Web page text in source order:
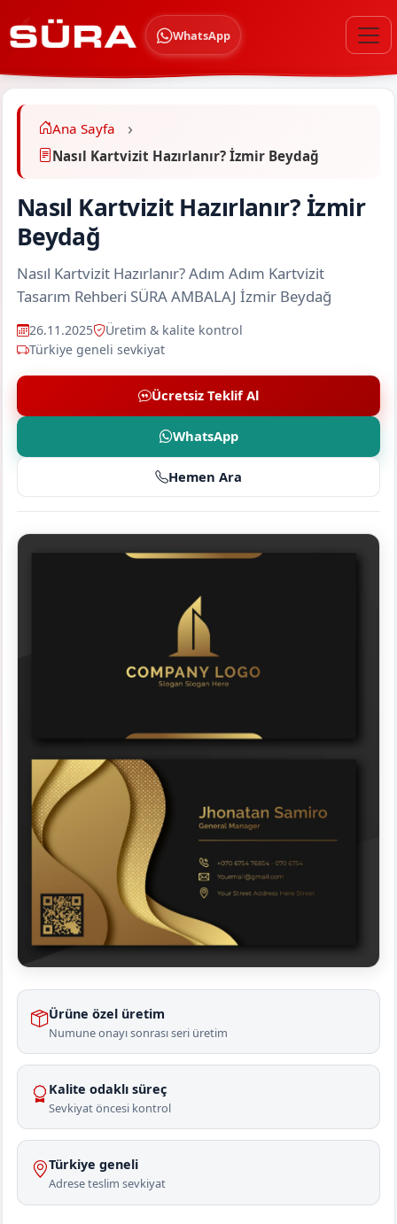
WhatsApp
Ana Sayfa
Nasıl Kartvizit Hazırlanır? İzmir Beydağ
Nasıl Kartvizit Hazırlanır? İzmir
Beydağ
Nasıl Kartvizit Hazırlanır? Adım Adım Kartvizit
Tasarım Rehberi SÜRA AMBALAJ İzmir Beydağ
26.11.2025
Üretim & kalite kontrol
Türkiye geneli sevkiyat
Ücretsiz Teklif Al
WhatsApp
Hemen Ara
Ürüne özel üretim
Numune onayı sonrası seri üretim
Kalite odaklı süreç
Sevkiyat öncesi kontrol
Türkiye geneli
Adrese teslim sevkiyat